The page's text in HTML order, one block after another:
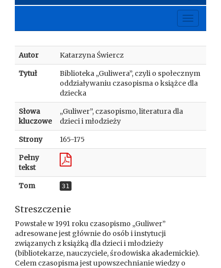
Toggle
Autor Katarzyna Świercz
Tytuł
Biblioteka „Guliwera”, czyli o społecznym
oddziaływaniu czasopisma o książce dla
dziecka
Słowa
kluczowe
„Guliwer”, czasopismo, literatura dla
dzieci i młodzieży
Strony 165-175
Pełny
tekst
Tom 31
Streszczenie
Powstałe w 1991 roku czasopismo „Guliwer”
adresowane jest głównie do osób i instytucji
związanych z książką dla dzieci i młodzieży
(bibliotekarze, nauczyciele, środowiska akademickie).
Celem czasopisma jest upowszechnianie wiedzy o